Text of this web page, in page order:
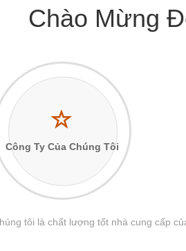
Chào Mừng
Công Ty Của Chúng Tôi
tôi là chất lượng tốt nhà cung cấp